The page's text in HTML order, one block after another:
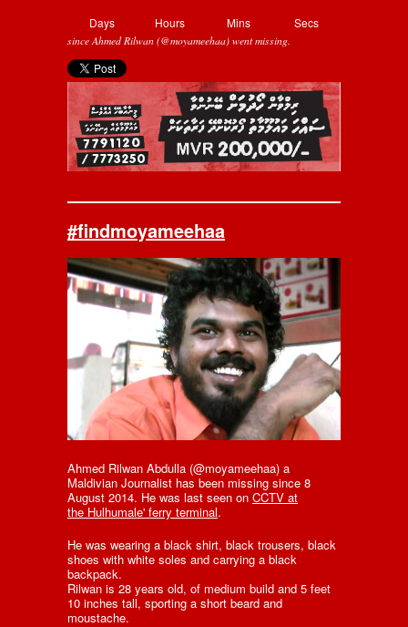
Days Hours Mins Secs
since Ahmed Rilwan (@moyameehaa) went missing.
#findmoyameehaa
Ahmed Rilwan Abdulla (@moyameehaa) a
Maldivian Journalist has been missing since 8
August 2014. He was last seen on CCTV at
the Hulhumale' ferry terminal.
He was wearing a black shirt, black trousers, black
shoes with white soles and carrying a black
backpack.
Rilwan is 28 years old, of medium build and 5 feet
10 inches tall, sporting a short beard and
moustache.